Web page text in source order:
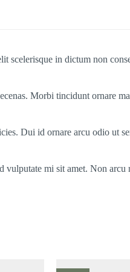
scelerisque in dictum non
Morbi tincidunt ornare
Dui id ornare arcu odio ut
mi sit amet. Non arcu